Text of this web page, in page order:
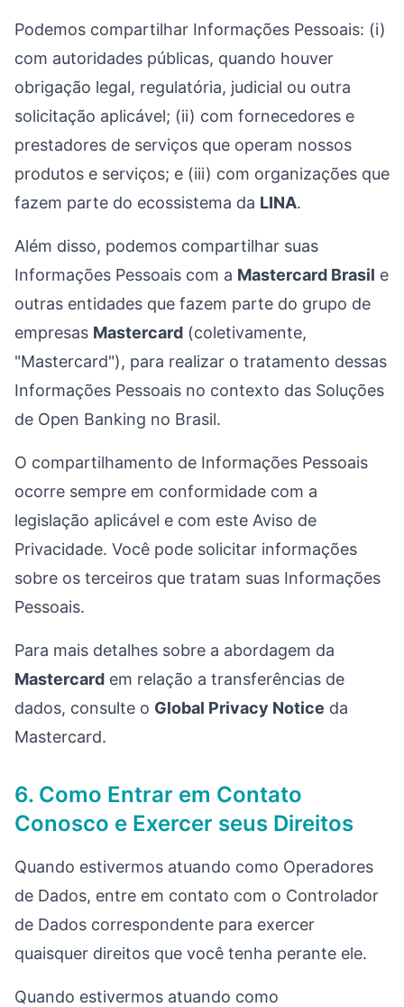
Podemos compartilhar Informações Pessoais: (i)
com autoridades públicas, quando houver
obrigação legal, regulatória, judicial ou outra
solicitação aplicável; (ii) com fornecedores e
prestadores de serviços que operam nossos
produtos e serviços; e (iii) com organizações que
fazem parte do ecossistema da LINA.
Além disso, podemos compartilhar suas
Informações Pessoais com a Mastercard Brasil e
outras entidades que fazem parte do grupo de
empresas Mastercard (coletivamente,
"Mastercard"), para realizar o tratamento dessas
Informações Pessoais no contexto das Soluções
de Open Banking no Brasil.
O compartilhamento de Informações Pessoais
ocorre sempre em conformidade com a
legislação aplicável e com este Aviso de
Privacidade. Você pode solicitar informações
sobre os terceiros que tratam suas Informações
Pessoais.
Para mais detalhes sobre a abordagem da
Mastercard em relação a transferências de
dados, consulte o Global Privacy Notice da
Mastercard.
6. Como Entrar em Contato
Conosco e Exercer seus Direitos
Quando estivermos atuando como Operadores
de Dados, entre em contato com o Controlador
de Dados correspondente para exercer
quaisquer direitos que você tenha perante ele.
Quando estivermos atuando como